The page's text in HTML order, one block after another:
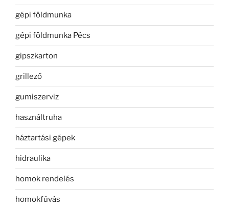
gépi földmunka
gépi földmunka Pécs
gipszkarton
grillező
gumiszerviz
használtruha
háztartási gépek
hidraulika
homok rendelés
homokfúvás